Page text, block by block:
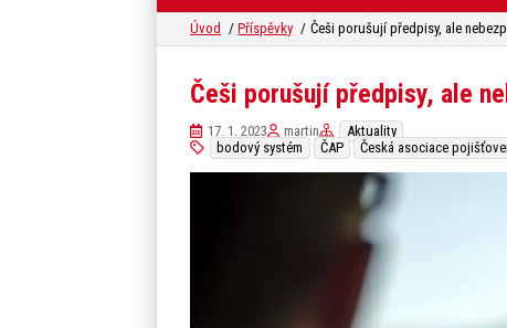
Úvod Příspěvky
Češi porušují předpisy, ale
17. 1. 2023 martin
Aktuality
bodový systém
ČAP Česká asociace